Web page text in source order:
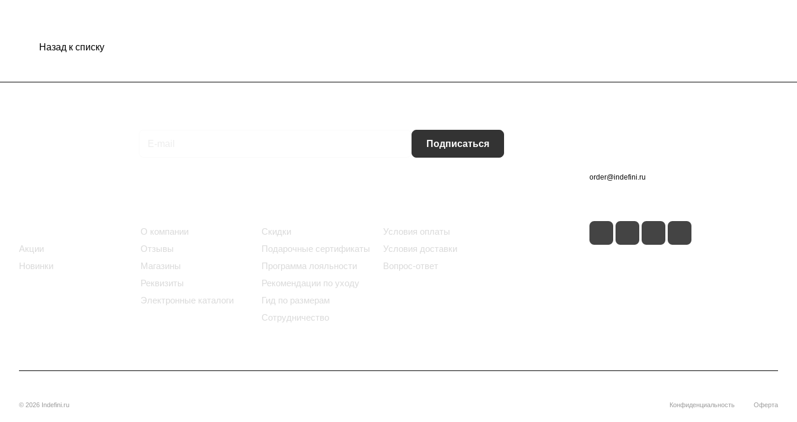
Назад к списку
Подписаться
Акции
Новинки
О компании
Отзывы
Магазины
Реквизиты
Электронные каталоги
Скидки
Подарочные сертификаты
Программа лояльности
Рекомендации по уходу
Гид по размерам
Сотрудничество
Условия оплаты
Условия доставки
Вопрос-ответ
order@indefini.ru
© 2026 Indefini.ru Конфиденциальность Оферта